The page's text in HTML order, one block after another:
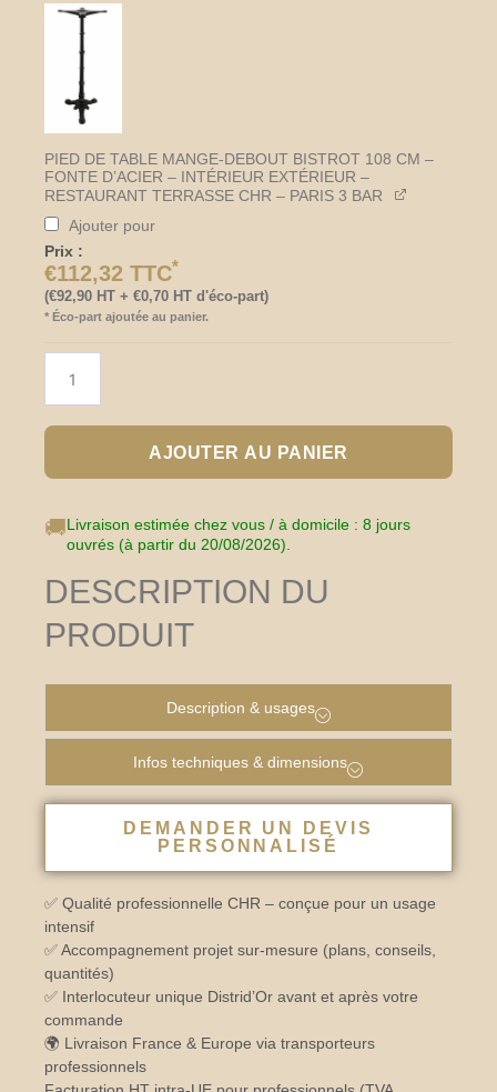
PIED DE TABLE MANGE-DEBOUT BISTROT 108 CM –
FONTE D’ACIER – INTÉRIEUR EXTÉRIEUR –
RESTAURANT TERRASSE CHR – PARIS 3 BAR
Ajouter pour
Prix :
€112,32 TTC*
(€92,90 HT + €0,70 HT d'éco-part)
* Éco-part ajoutée au panier.
AJOUTER AU PANIER
🚚Livraison estimée chez vous / à domicile : 8 jours
ouvrés (à partir du 20/08/2026).
DESCRIPTION DU
PRODUIT
Description & usages
Infos techniques & dimensions
DEMANDER UN DEVIS
PERSONNALISÉ
✅ Qualité professionnelle CHR – conçue pour un usage
intensif
✅ Accompagnement projet sur-mesure (plans, conseils,
quantités)
✅ Interlocuteur unique Distrid’Or avant et après votre
commande
🌍 Livraison France & Europe via transporteurs
professionnels